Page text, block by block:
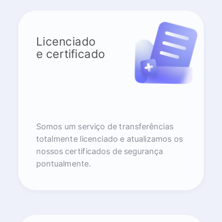
Licenciado
e certificado
Somos um serviço de transferências
totalmente licenciado e atualizamos os
nossos certificados de segurança
pontualmente.